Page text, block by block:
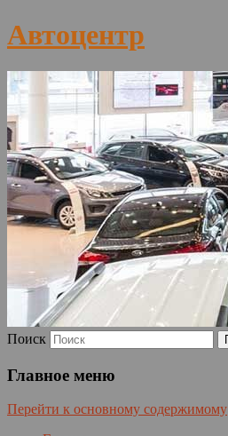
Автоцентр
Поиск
Главное меню
Перейти к основному содержимому